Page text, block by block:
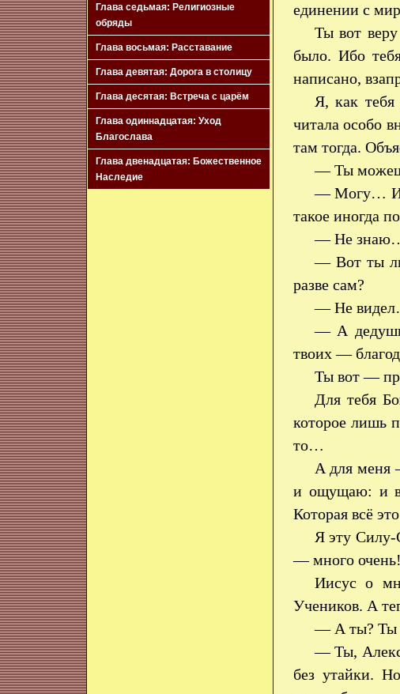
Глава седьмая: Религиозные
обряды
Глава восьмая: Расставание
Глава девятая: Дорога в столицу
Глава десятая: Встреча с царём
Глава одиннадцатая: Уход
Благослава
Глава двенадцатая: Божественное
Наследие
единении с
Ты вот
было. Ибо
написано,
Я, как тебя
читала особо
там тогда.
— Ты
— Могу… И
такое иногда
— Не знаю…
— Вот ты
разве сам?
— Не
— А
твоих —
Ты вот —
Для тебя
которое лишь
то…
А для меня
и ощущаю: и в
Которая всё
Я эту
— много
Иисус о
Учеников. А
— А ты? Ты
— Ты,
без утайки.